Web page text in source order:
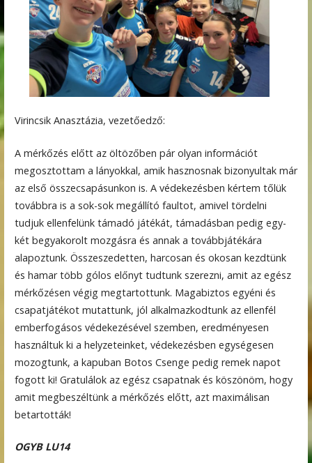
Virincsik Anasztázia, vezetőedző:
A mérkőzés előtt az öltözőben pár olyan információt
megosztottam a lányokkal, amik hasznosnak bizonyultak már
az első összecsapásunkon is. A védekezésben kértem tőlük
továbbra is a sok-sok megállító faultot, amivel tördelni
tudjuk ellenfelünk támadó játékát, támadásban pedig egy-
két begyakorolt mozgásra és annak a továbbjátékára
alapoztunk. Összeszedetten, harcosan és okosan kezdtünk
és hamar több gólos előnyt tudtunk szerezni, amit az egész
mérkőzésen végig megtartottunk. Magabiztos egyéni és
csapatjátékot mutattunk, jól alkalmazkodtunk az ellenfél
emberfogásos védekezésével szemben, eredményesen
használtuk ki a helyzeteinket, védekezésben egységesen
mozogtunk, a kapuban Botos Csenge pedig remek napot
fogott ki! Gratulálok az egész csapatnak és köszönöm, hogy
amit megbeszéltünk a mérkőzés előtt, azt maximálisan
betartották!
OGYB LU14